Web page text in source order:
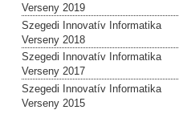
Verseny 2019
Szegedi Innovatív Informatika
Verseny 2018
Szegedi Innovatív Informatika
Verseny 2017
Szegedi Innovatív Informatika
Verseny 2015